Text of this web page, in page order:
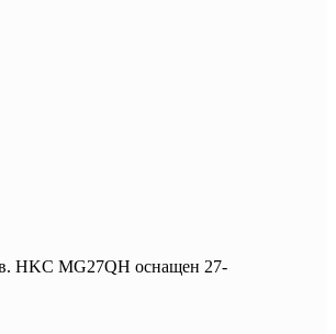
HKC MG27QH оснащен 27-